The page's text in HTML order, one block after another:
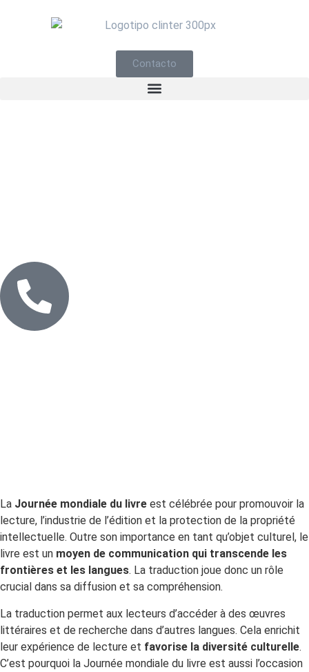
Contacto
La Journée mondiale du livre est célébrée pour promouvoir la
lecture, l’industrie de l’édition et la protection de la propriété
intellectuelle. Outre son importance en tant qu’objet culturel, le
livre est un moyen de communication qui transcende les
frontières et les langues. La traduction joue donc un rôle
crucial dans sa diffusion et sa compréhension.
La traduction permet aux lecteurs d’accéder à des œuvres
littéraires et de recherche dans d’autres langues. Cela enrichit
leur expérience de lecture et favorise la diversité culturelle.
C’est pourquoi la Journée mondiale du livre est aussi l’occasion